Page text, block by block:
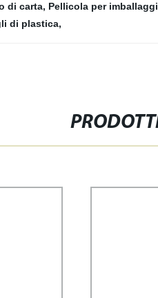
di carta, Pellicola per
di plastica,